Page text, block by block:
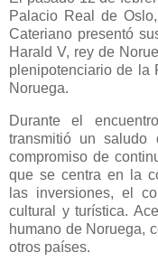
Palacio Real de
Cateriano presentó
Harald V, rey de
plenipotenciario de la
Noruega.
Durante el
transmitió un
compromiso de
que se centra en la
las inversiones, el
cultural y turística.
humano de Noruega,
otros países.